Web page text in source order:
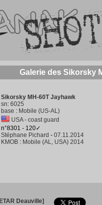
Galerie des Sikorsky
Sikorsky MH-60T Jayhawk
sn: 6025
base : Mobile (US-AL)
USA - coast guard
n°8301 - 120✓
Stéphane Pichard - 07.11.2014
KMOB : Mobile (AL, USA) 2014
Deauville]